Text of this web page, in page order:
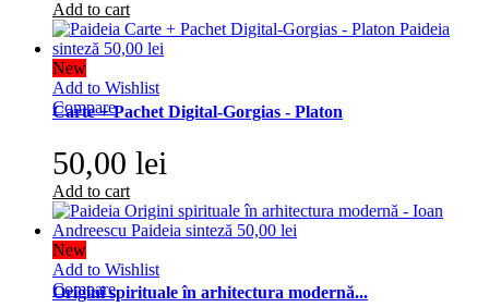
Add to cart
New
Add to Wishlist
Compare
Carte + Pachet Digital-Gorgias - Platon
50,00 lei
Add to cart
New
Add to Wishlist
Compare
Origini spirituale în arhitectura modernă...